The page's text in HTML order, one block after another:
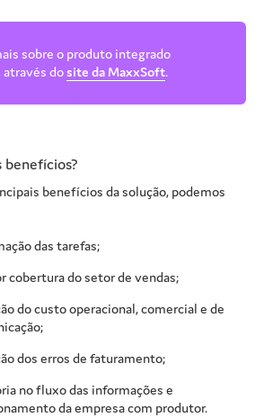
sobre o produto integrado
através dosite da MaxxSoft.
benefícios?
benefícios da solução, podemos
das tarefas;
cobertura do setor de vendas;
do custo operacional, comercial e de
dos erros de faturamento;
no fluxo das informações e
da empresa com produtor.